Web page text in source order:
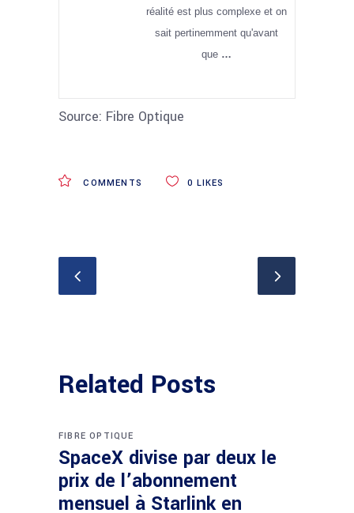
réalité est plus complexe et on
sait pertinemment qu'avant
que …
Source: Fibre Optique
COMMENTS 0 LIKES
Related Posts
FIBRE OPTIQUE
SpaceX divise par deux le
prix de l’abonnement
mensuel à Starlink en